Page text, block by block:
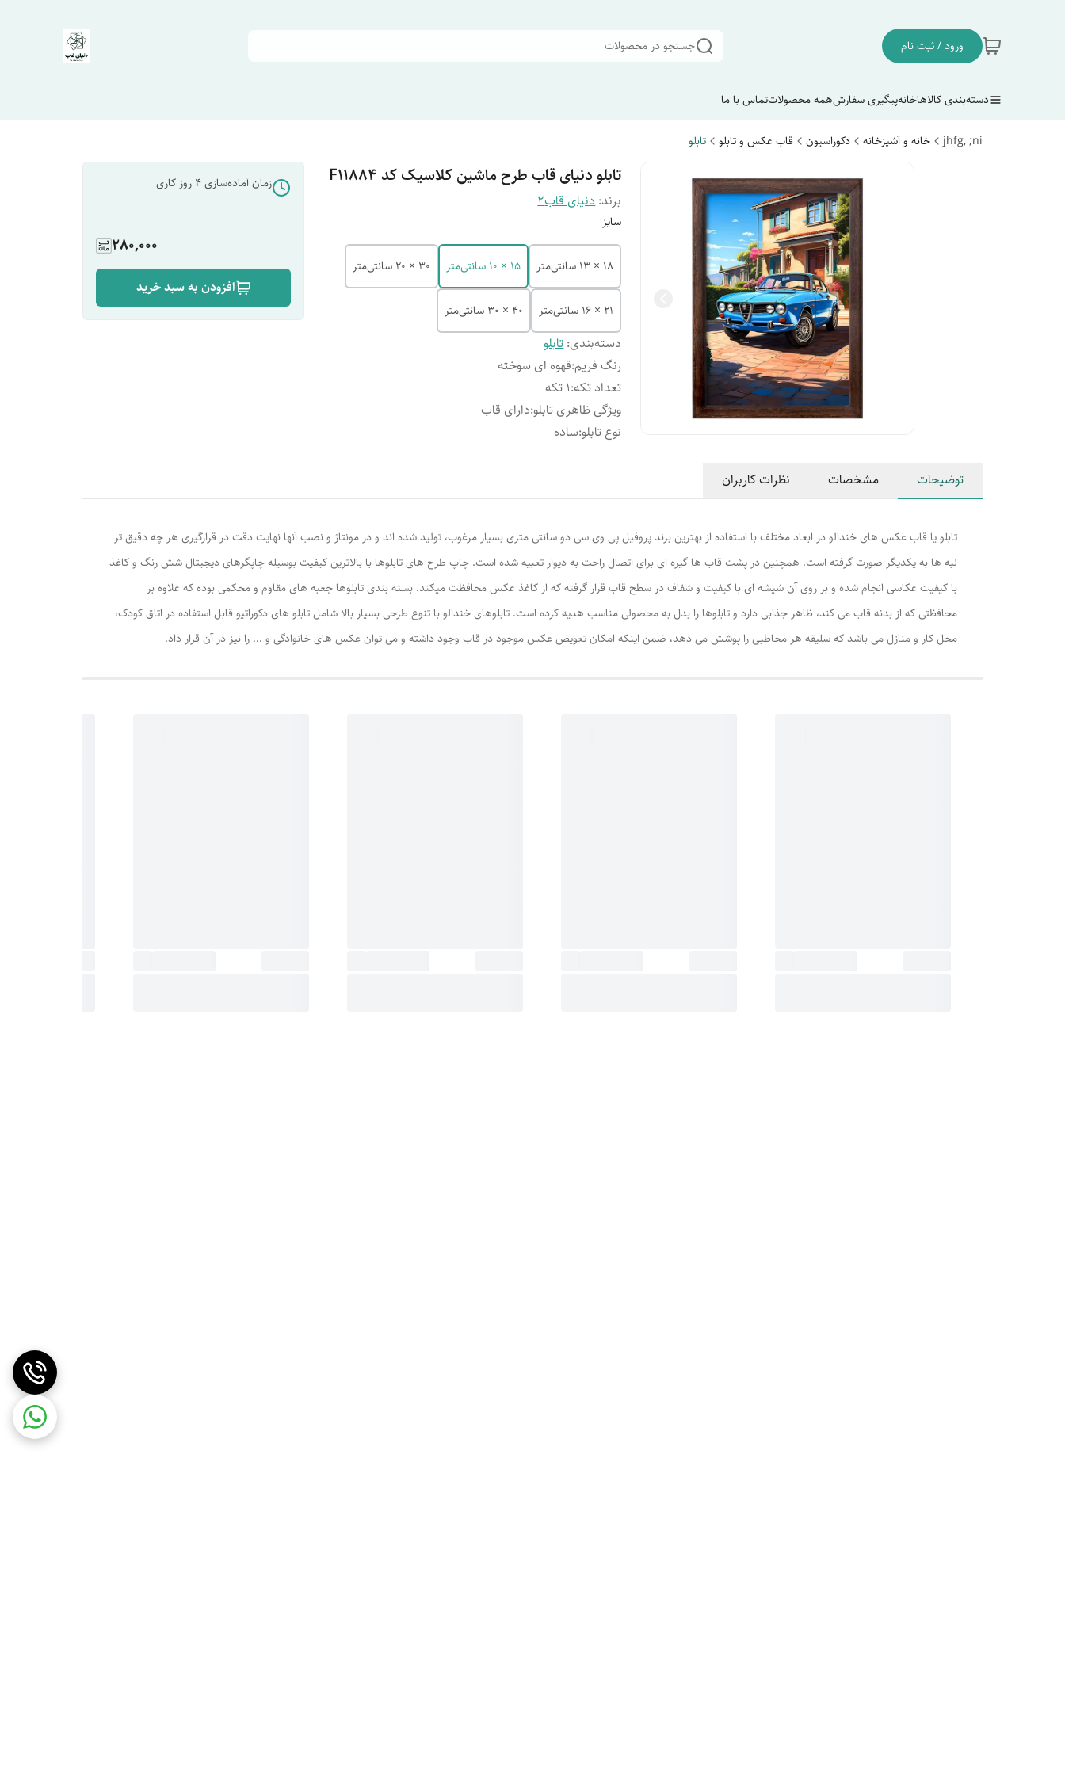
ورود / ثبت نام جستجو در محصولات
دسته‌بندی کالاهاخانهپیگیری سفارشهمه محصولاتتماس با ما
jhfg, ;ni خانه و آشپزخانه دکوراسیون قاب عکس و تابلو تابلو
تابلو دنیای قاب طرح ماشین کلاسیک کد F11884
برند:دنیای قاب2
سایز
18 × 13 سانتی‌متر 15 × 10 سانتی‌متر 30 × 20 سانتی‌متر
21 × 16 سانتی‌متر 40 × 30 سانتی‌متر
دسته‌بندی:تابلو
رنگ فریم:قهوه ای سوخته
تعداد تکه:1 تکه
ویژگی ظاهری تابلو:دارای قاب
نوع تابلو:ساده
زمان آماده‌سازی4 روز کاری
280,000
افزودن به سبد خرید
توضیحات مشخصات نظرات کاربران
تابلو یا قاب عکس های خندالو در ابعاد مختلف با استفاده از بهترین برند پروفیل پی وی سی دو سانتی متری بسیار مرغوب، تولید شده اند و در مونتاژ و نصب آنها نهایت دقت در قرارگیری هر چه دقیق تر
لبه ها به یکدیگر صورت گرفته است. همچنین در پشت قاب ها گیره ای برای اتصال راحت به دیوار تعبیه شده است. چاپ طرح های تابلوها با بالاترین کیفیت بوسیله چاپگرهای دیجیتال شش رنگ و کاغذ
با کیفیت عکاسی انجام شده و بر روی آن شیشه ای با کیفیت و شفاف در سطح قاب قرار گرفته که از کاغذ عکس محافظت میکند. بسته بندی تابلوها جعبه های مقاوم و محکمی بوده که علاوه بر
محافظتی که از بدنه قاب می کند، ظاهر جذابی دارد و تابلوها را بدل به محصولی مناسب هدیه کرده است. تابلوهای خندالو با تنوع طرحی بسیار بالا شامل تابلو های دکوراتیو قابل استفاده در اتاق کودک،
محل کار و منازل می باشد که سلیقه هر مخاطبی را پوشش می دهد، ضمن اینکه امکان تعویض عکس موجود در قاب وجود داشته و می توان عکس های خانوادگی و ... را نیز در آن قرار داد.